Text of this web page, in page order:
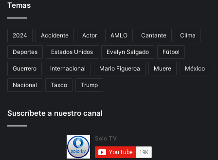
Temas
2024 Accidente Actor AMLO Cantante Clima
Deportes Estados Unidos Evelyn Salgado Fútbol
Guerrero Internacional Mario Figueroa Muere México
Nacional Taxco Trump
Suscríbete a nuestro canal